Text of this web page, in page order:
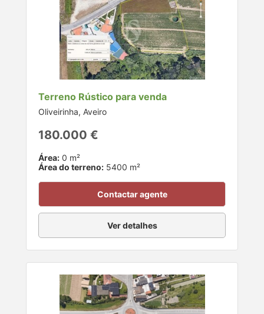
Terreno Rústico para venda
Oliveirinha, Aveiro
180.000 €
Área: 0 m²
Área do terreno: 5400 m²
Contactar agente
Ver detalhes